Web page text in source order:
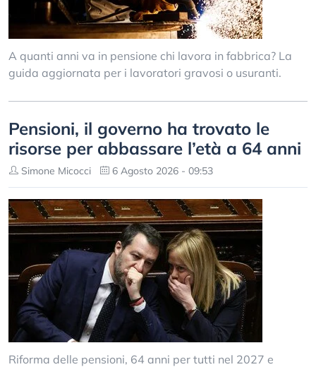
A quanti anni va in pensione chi lavora in fabbrica? La
guida aggiornata per i lavoratori gravosi o usuranti.
Pensioni, il governo ha trovato le
risorse per abbassare l’età a 64 anni
Simone Micocci 6 Agosto 2026 - 09:53
Riforma delle pensioni, 64 anni per tutti nel 2027 e